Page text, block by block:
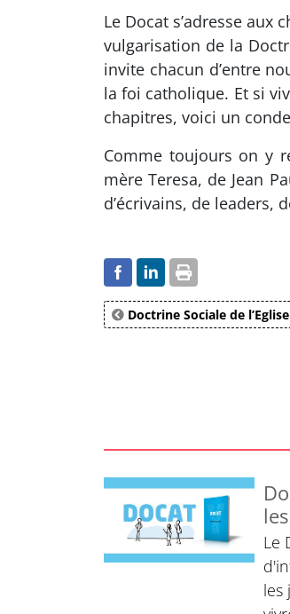
Le Docat s’adresse aux
vulgarisation de la
invite chacun d’entre
la foi catholique. Et si
chapitres, voici un
Comme toujours on y
mère Teresa, de Jean
d’écrivains, de
Doctrine Sociale de l’Eglise
Le
les